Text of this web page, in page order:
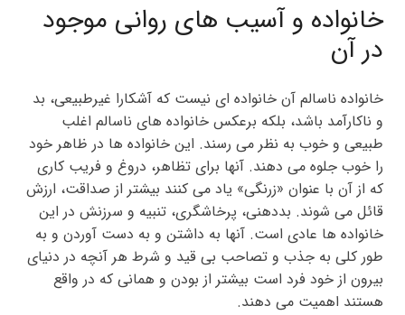
خانواده و آسیب های روانی موجود
در آن
خانواده ناسالم آن خانواده ای نیست که آشکارا غیرطبیعی، بد
و ناکارآمد باشد، بلکه برعکس خانواده های ناسالم اغلب
طبیعی و خوب به نظر می رسند. این خانواده ها در ظاهر خود
را خوب جلوه می دهند. آنها برای تظاهر، دروغ و فریب کاری
که از آن با عنوان «زرنگی» یاد می کنند بیشتر از صداقت، ارزش
قائل می شوند. بددهنی، پرخاشگری، تنبیه و سرزنش در این
خانواده ها عادی است. آنها به داشتن و به دست آوردن و به
طور کلی به جذب و تصاحب بی قید و شرط هر آنچه در دنیای
بیرون از خود فرد است بیشتر از بودن و همانی که در واقع
هستند اهمیت می دهند.